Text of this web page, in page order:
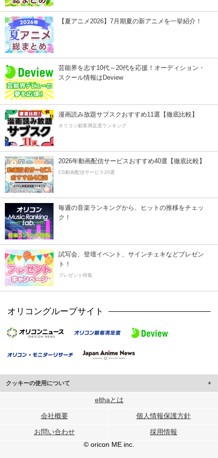
【夏アニメ2026】7月期夏の新アニメを一挙紹介！
芸能界を志す10代～20代を応援！オーディション・
スクール情報はDeview
漫画読み放題サブスクおすすめ11選【徹底比較】
オリコン顧客満足度ランキング
2026年動画配信サービスおすすめ40選【徹底比較】
CS動画配信サービス20選
毎週の音楽ランキングから、ヒットの推移をチェッ
ク！
試写会、登壇イベント、サインチェキなどプレゼン
ト！
プレゼント特集
オリコングループサイト
クッキーの使用について
このサイトでは Cookie を使用して、ユーザーに合わせたコンテンツや広告の
行っています。
メディアや広告配信、データ解析の各パートナーに提供しています。
ユーザーが各パートナーのサービスを使用したときに収集した他の情報を組み
elthaとは
会社概要 個人情報保護方針
お問い合わせ
採用情報
© oricon ME inc.